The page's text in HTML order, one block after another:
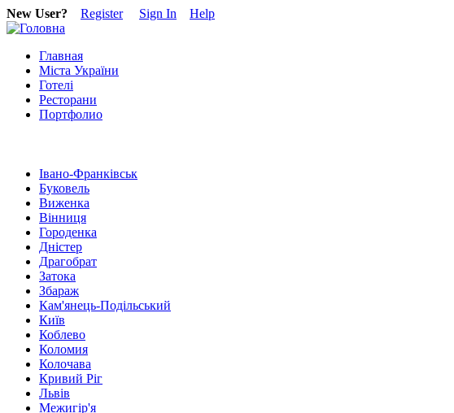
New User? Register Sign In Help
Главная
Міста України
Готелі
Ресторани
Портфолио
Івано-Франківськ
Буковель
Виженка
Вінниця
Городенка
Дністер
Драгобрат
Затока
Збараж
Кам'янець-Подільський
Київ
Коблево
Коломия
Колочава
Кривий Ріг
Львів
Межигір'я